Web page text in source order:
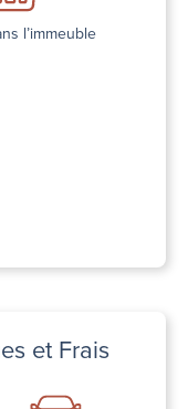
l’immeuble
et Frais